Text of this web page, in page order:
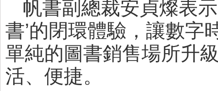
帆書副總裁安貞燦表
書’的閉環體驗，讓數字
單純的圖書銷售場所升
活、便捷。